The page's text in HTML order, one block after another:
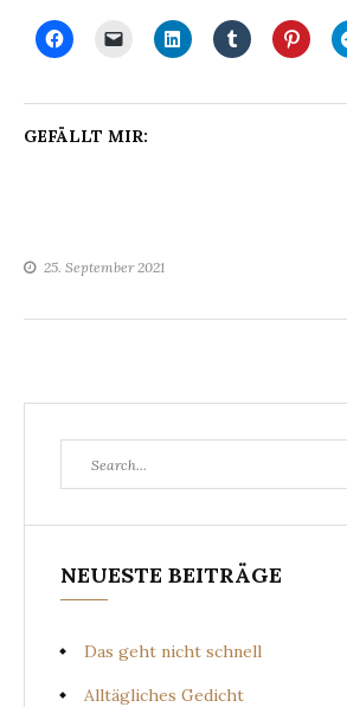
GEFÄLLT MIR:
25. September 2021
for:
NEUESTE BEITRÄGE
Das geht nicht schnell
Alltägliches Gedicht